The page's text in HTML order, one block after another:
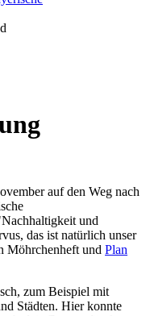
auf den Weg nach
und
das ist natürlich unser
Möhrchenheft und Plan
zum Beispiel mit
Städten. Hier konnte